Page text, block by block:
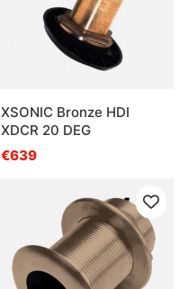
XSONIC Bronze HDI
XDCR 20 DEG
€639